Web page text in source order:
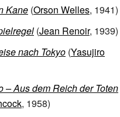
Kane (Orson Welles, 1941)
(Jean Renoir, 1939)
nach Tokyo (Yasujiro
– Aus dem Reich der Toten
, 1958)